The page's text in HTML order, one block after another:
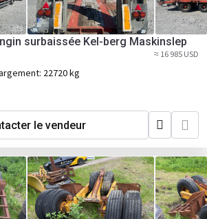
surbaissée Kel-berg Maskinslep
≈ 16 985 USD
22720 kg
le vendeur